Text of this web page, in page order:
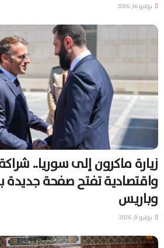
يوليو 16, 2026
زيارة ماكرون إلى سوريا..
واقتصادية تفتح صفحة
وباريس
يوليو 9, 2026